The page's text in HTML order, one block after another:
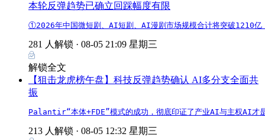
本轮反弹趋势已确立回踩幅度有限
①2026年中国微短剧、AI短剧、AI漫剧市场规模合计将突破1210亿
281 人解锁 · 08-05 21:09 星期三
解锁全文
【狙击龙虎榜午盘】科技反弹趋势确认 AI多分支全面共
振
Palantir“本体+FDE”模式的成功，彻底印证了产业AI与主权AI才
213 人解锁 · 08-05 12:32 星期三